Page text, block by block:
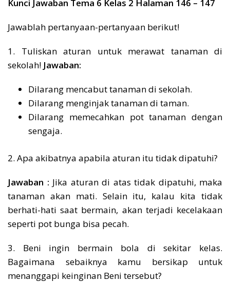
Kunci Jawaban Tema 6 Kelas 2 Halaman 146 – 147
Jawablah pertanyaan-pertanyaan berikut!
1. Tuliskan aturan untuk merawat tanaman di
sekolah! Jawaban:
Dilarang mencabut tanaman di sekolah.
Dilarang menginjak tanaman di taman.
Dilarang memecahkan pot tanaman dengan
sengaja.
2. Apa akibatnya apabila aturan itu tidak dipatuhi?
Jawaban : Jika aturan di atas tidak dipatuhi, maka
tanaman akan mati. Selain itu, kalau kita tidak
berhati-hati saat bermain, akan terjadi kecelakaan
seperti pot bunga bisa pecah.
3. Beni ingin bermain bola di sekitar kelas.
Bagaimana sebaiknya kamu bersikap untuk
menanggapi keinginan Beni tersebut?